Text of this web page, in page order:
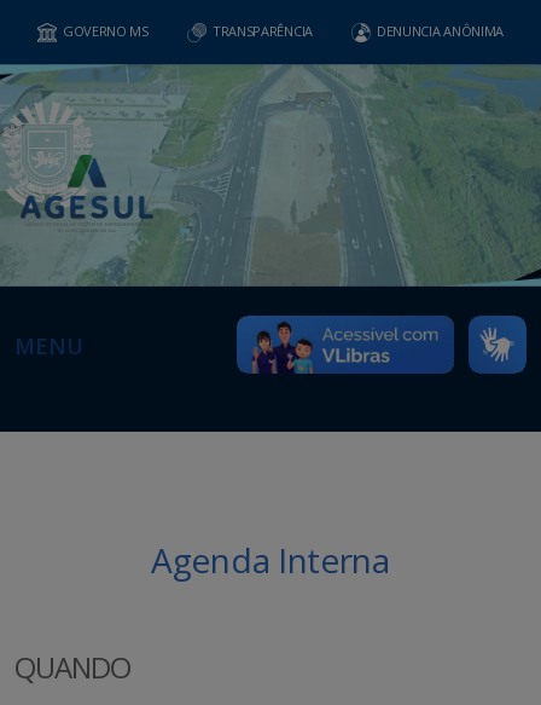
GOVERNO MS TRANSPARÊNCIA DENUNCIA ANÔNIMA
MENU
Agenda Interna
QUANDO